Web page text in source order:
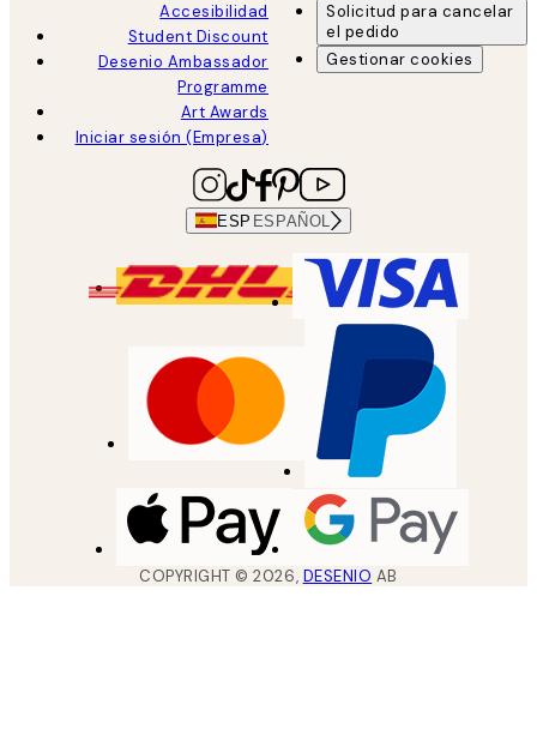
Accesibilidad
Student Discount
Desenio Ambassador
Programme
Art Awards
Iniciar sesión (Empresa)
Solicitud para cancelar
el pedido
Gestionar cookies
ESP ESPAÑOL
COPYRIGHT ©2026, DESENIO AB